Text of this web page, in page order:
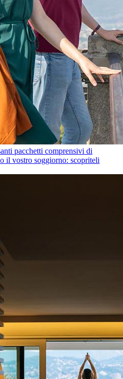
pacchetti comprensivi di
il vostro soggiorno: scopriteli